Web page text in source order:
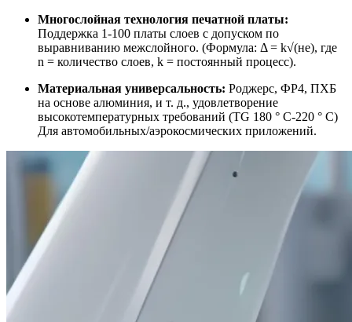
Многослойная технология печатной платы:
Поддержка 1-100 платы слоев с допуском по
выравниванию межслойного. (Формула: Δ = k√(не), где
n = количество слоев, k = постоянный процесс).
Материальная универсальность: Роджерс, ФР4, ПХБ
на основе алюминия, и т. д., удовлетворение
высокотемпературных требований (TG 180 ° C-220 ° C)
Для автомобильных/аэрокосмических приложений.